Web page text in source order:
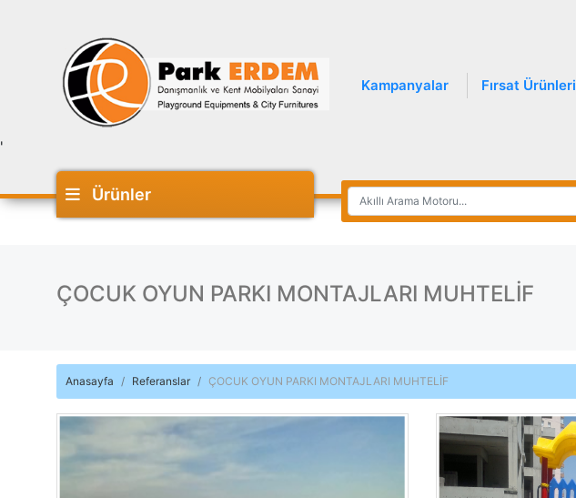
Kampanyalar Fırsat Ürünleri
'
Ürünler
ÇOCUK OYUN PARKI MONTAJLARI MUHTELİF
Anasayfa Referanslar ÇOCUK OYUN PARKI MONTAJLARI MUHTELİF